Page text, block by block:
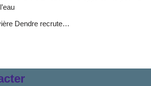
Dendre recrute…